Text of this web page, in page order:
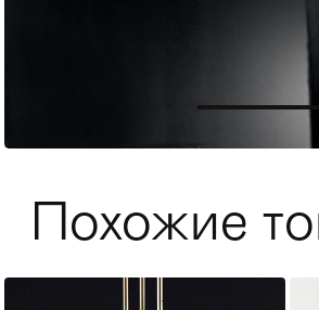
Кровати
Похожие